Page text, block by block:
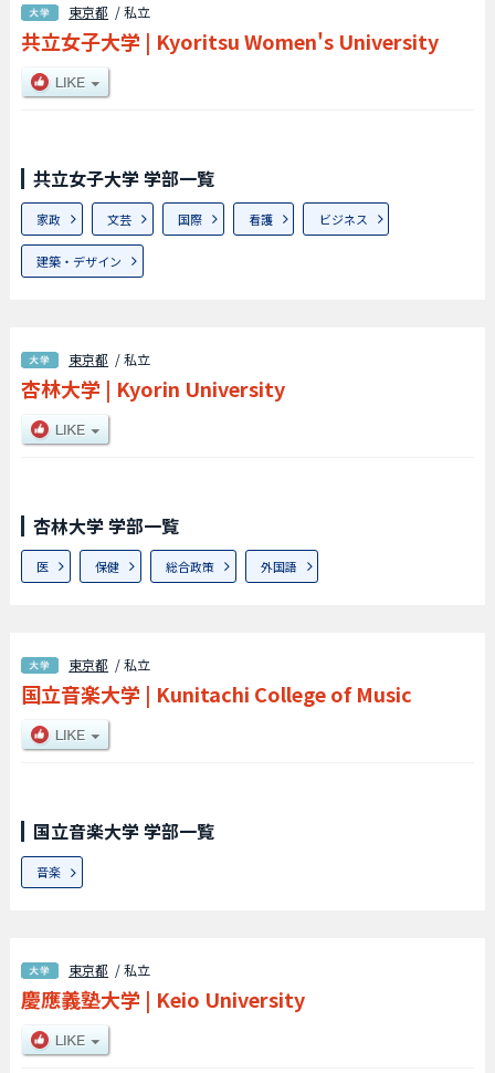
東京都 / 私立
共立女子大学 | Kyoritsu Women's University
共立女子大学 学部一覧
家政 文芸 国際 看護 ビジネス
建築・デザイン
東京都 / 私立
杏林大学 | Kyorin University
杏林大学 学部一覧
医 保健 総合政策 外国語
東京都 / 私立
国立音楽大学 | Kunitachi College of Music
国立音楽大学 学部一覧
音楽
東京都 / 私立
慶應義塾大学 | Keio University